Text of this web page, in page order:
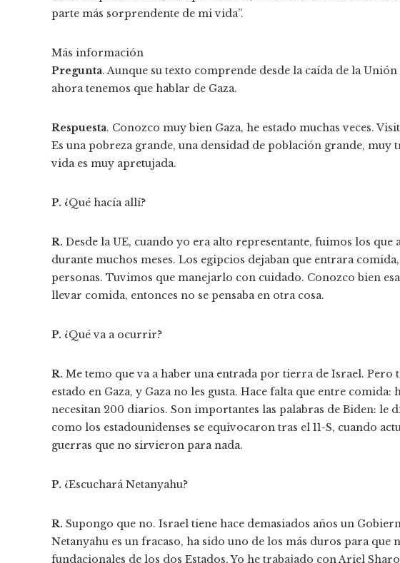
parte más sorprendente de mi vida”.
Más información
Pregunta. Aunque su texto comprende desde la caída de la
ahora tenemos que hablar de Gaza.
Respuesta. Conozco muy bien Gaza, he estado muchas veces.
Es una pobreza grande, una densidad de población grande, muy
vida es muy apretujada.
P. ¿Qué hacía allí?
R. Desde la UE, cuando yo era alto representante, fuimos los que
durante muchos meses. Los egipcios dejaban que entrara
personas. Tuvimos que manejarlo con cuidado. Conozco bien
llevar comida, entonces no se pensaba en otra cosa.
P. ¿Qué va a ocurrir?
R. Me temo que va a haber una entrada por tierra de Israel.
estado en Gaza, y Gaza no les gusta. Hace falta que entre
necesitan 200 diarios. Son importantes las palabras de Biden: le
como los estadounidenses se equivocaron tras el 11-S, cuando
guerras que no sirvieron para nada.
P. ¿Escuchará Netanyahu?
R. Supongo que no. Israel tiene hace demasiados años un
Netanyahu es un fracaso, ha sido uno de los más duros para que
fundacionales de los dos Estados. Yo he trabajado con Ariel